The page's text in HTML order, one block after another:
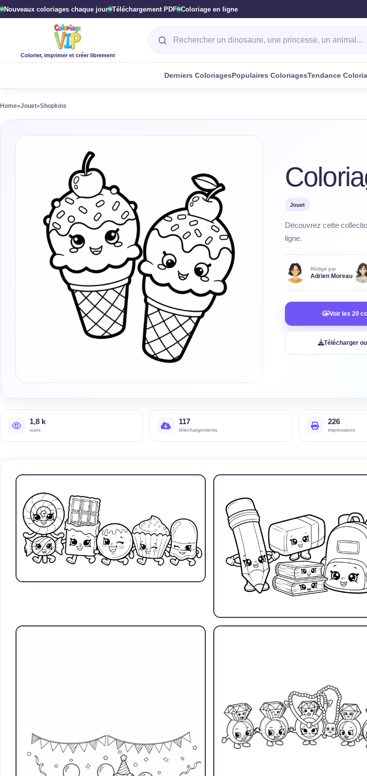
Nouveaux coloriages chaque jour Téléchargement PDF Coloriage en ligne
Colorier, imprimer et créer librement
Rechercher un coloriage
Derniers ColoriagesPopulaires ColoriagesTendance
Home»Jouet»Shopkins
Jouet
Découvrez cette
ligne.
Rédigé par
Adrien Moreau
Voir les 20
Télécharger
1,8 k
vues
117
téléchargements
226
impressions